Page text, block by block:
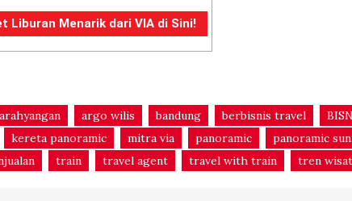
Liburan Menarik dari VIA di Sini!
argo wilis bandung berbisnis travel
kereta panoramic mitra via panoramic panoramic
train travel agent travel with train tren